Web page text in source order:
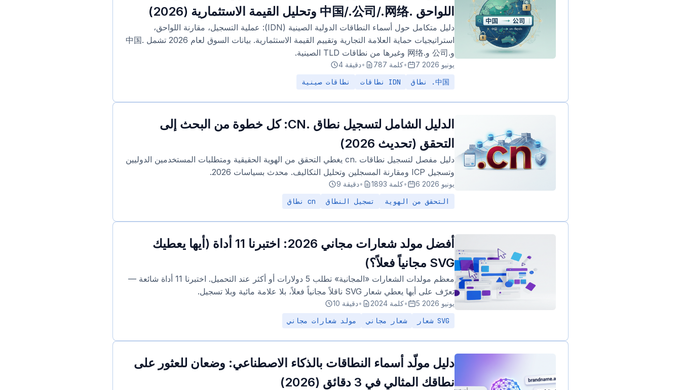
اللواحق .中国/.公司/.网络 وتحليل القيمة الاستثمارية (2026)
دليل متكامل حول أسماء النطاقات الدولية الصينية (IDN): عملية التسجيل، مقارنة اللواحق،
استراتيجيات حماية العلامة التجارية وتقييم القيمة الاستثمارية. بيانات السوق لعام 2026 تشمل .中国
و.公司 و.网络 وغيرها من نطاقات TLD الصينية.
7 يونيو 2026 •787 كلمة •4 دقيقة
نطاقات صينية نطاقات IDN نطاق .中国
الدليل الشامل لتسجيل نطاق .CN: كل خطوة من البحث إلى
التحقق (تحديث 2026)
دليل مفصل لتسجيل نطاقات .cn يغطي التحقق من الهوية الحقيقية ومتطلبات المستخدمين الدوليين
وتسجيل ICP ومقارنة المسجلين وتحليل التكاليف. محدث بسياسات 2026.
6 يونيو 2026 •1893 كلمة •9 دقيقة
نطاق cn تسجيل النطاق التحقق من الهوية
أفضل مولد شعارات مجاني 2026: اختبرنا 11 أداة (أيها يعطيك
SVG مجانياً فعلاً؟)
معظم مولدات الشعارات «المجانية» تطلب 5 دولارات أو أكثر عند التحميل. اختبرنا 11 أداة شائعة —
تعرّف على أيها يعطي شعار SVG ناقلاً مجانياً فعلاً، بلا علامة مائية وبلا تسجيل.
5 يونيو 2026 •2024 كلمة •10 دقيقة
مولد شعارات مجاني شعار مجاني شعار SVG
دليل مولّد أسماء النطاقات بالذكاء الاصطناعي: وضعان للعثور على
نطاقك المثالي في 3 دقائق (2026)